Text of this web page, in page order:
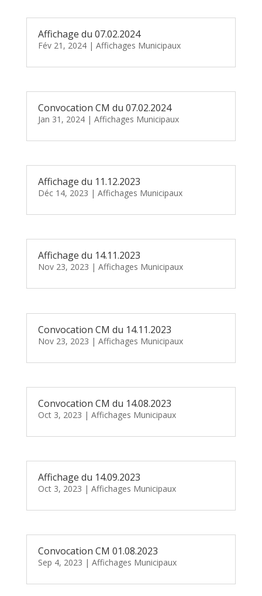
Affichage du 07.02.2024
Fév 21, 2024| Affichages Municipaux
Convocation CM du 07.02.2024
Jan 31, 2024| Affichages Municipaux
Affichage du 11.12.2023
Déc 14, 2023 | Affichages Municipaux
Affichage du 14.11.2023
Nov 23, 2023 | Affichages Municipaux
Convocation CM du 14.11.2023
Nov 23, 2023 | Affichages Municipaux
Convocation CM du 14.08.2023
Oct 3, 2023 | Affichages Municipaux
Affichage du 14.09.2023
Oct 3, 2023 | Affichages Municipaux
Convocation CM 01.08.2023
Sep 4, 2023 | Affichages Municipaux